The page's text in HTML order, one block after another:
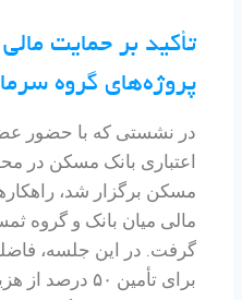
تأکید بر حمایت
پروژه‌های گروه
در نشستی که با حضور
اعتباری بانک مسکن در
مسکن برگزار شد،
مالی میان بانک و گروه
گرفت. در این جلسه،